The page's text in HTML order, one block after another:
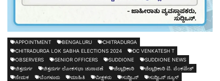
APPOINTMENT BENGALURU
CHITRADURGA
CHITRADURGA LOK SABHA ELECTIONS 2024
DC VENKATESH T
OBSERVERS
SENIOR OFFICERS SUDDIONE
SUDDIONE NEWS
ಚಿತ್ರದುರ್ಗ
ಚಿತ್ರದುರ್ಗ ಲೋಕಸಭಾ ಚುನಾವಣೆ ಜಿಲ್ಲಾಧಿಕಾರಿ
ಜಿಲ್ಲಾಧಿಕಾರಿ ಟಿ. ವೆಂಕಟೇಶ್
ನೇಮಕ
ಬೆಂಗಳೂರು ಮಾಹಿತಿ ವೀಕ್ಷಕರು ಸುದ್ದಿಒನ್ ಸುದ್ದಿಒನ್ ನ್ಯೂಸ್